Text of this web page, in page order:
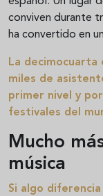
conviven durante
ha convertido en
La decimocuarta
miles de
primer nivel y
festivales del
Mucho
música
Si algo